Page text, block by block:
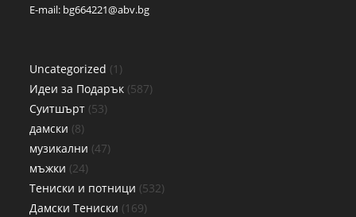
E-mail: bg664221@abv.bg
Uncategorized 1
Идеи за Подарък 587
Суитшърт 53
дамски 8
музикални 47
мъжки 24
Тениски и потници 532
Дамски Тениски 169